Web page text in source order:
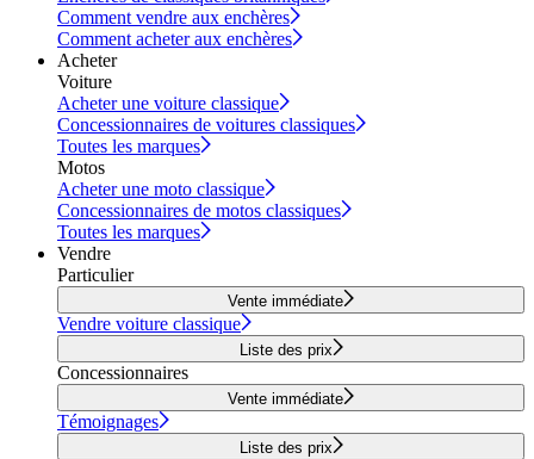
Comment vendre aux enchères
Comment acheter aux enchères
Acheter
Voiture
Acheter une voiture classique
Concessionnaires de voitures classiques
Toutes les marques
Motos
Acheter une moto classique
Concessionnaires de motos classiques
Toutes les marques
Vendre
Particulier
Vente immédiate
Vendre voiture classique
Liste des prix
Concessionnaires
Vente immédiate
Témoignages
Liste des prix